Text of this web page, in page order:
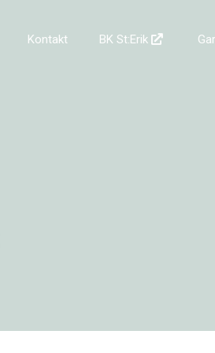
Kontakt BK St:Erik